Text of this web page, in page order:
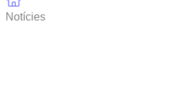
Notícies